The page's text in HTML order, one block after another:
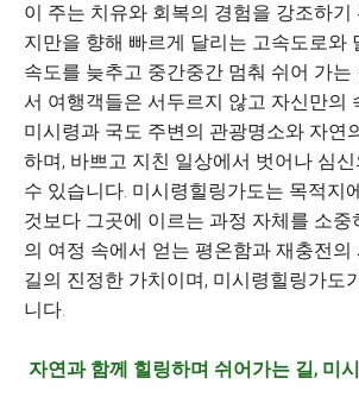
이 주는 치유와 회복의 경험을 강조하기
지만을 향해 빠르게 달리는 고속도로와
속도를 늦추고 중간중간 멈춰 쉬어 가는
서 여행객들은 서두르지 않고 자신만의
미시령과 국도 주변의 관광명소와 자연
하며, 바쁘고 지친 일상에서 벗어나 심
수 있습니다. 미시령힐링가도는 목적지
것보다 그곳에 이르는 과정 자체를 소중
의 여정 속에서 얻는 평온함과 재충전의
길의 진정한 가치이며, 미시령힐링가도
니다.
자연과 함께 힐링하며 쉬어가는 길, 미